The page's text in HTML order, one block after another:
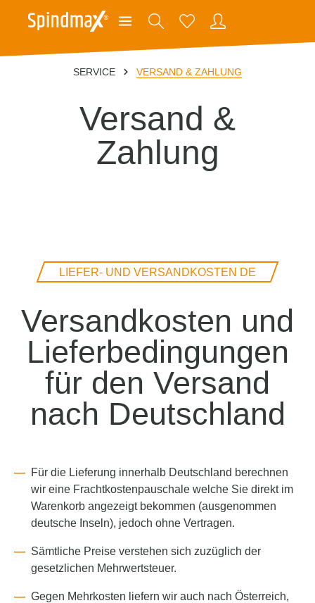
SERVICE VERSAND & ZAHLUNG
Versand &
Zahlung
LIEFER- UND VERSANDKOSTEN DE
Versandkosten und
Lieferbedingungen
für den Versand
nach Deutschland
Für die Lieferung innerhalb Deutschland berechnen
wir eine Frachtkostenpauschale welche Sie direkt im
Warenkorb angezeigt bekommen (ausgenommen
deutsche Inseln), jedoch ohne Vertragen.
Sämtliche Preise verstehen sich zuzüglich der
gesetzlichen Mehrwertsteuer.
Gegen Mehrkosten liefern wir auch nach Österreich,